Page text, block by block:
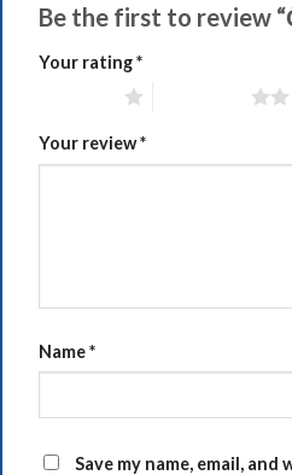
Be the first to review
Your rating*
Your review*
Name*
Save my name, email,